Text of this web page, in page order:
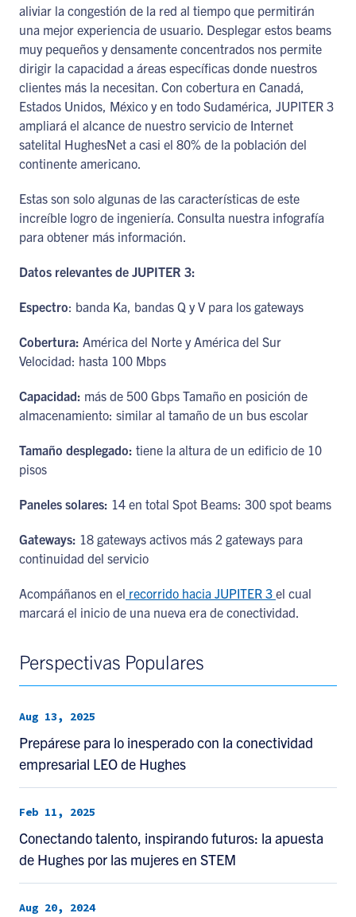
aliviar la congestión de la red al tiempo que permitirán
una mejor experiencia de usuario. Desplegar estos beams
muy pequeños y densamente concentrados nos permite
dirigir la capacidad a áreas específicas donde nuestros
clientes más la necesitan. Con cobertura en Canadá,
Estados Unidos, México y en todo Sudamérica, JUPITER 3
ampliará el alcance de nuestro servicio de Internet
satelital HughesNet a casi el 80% de la población del
continente americano.
Estas son solo algunas de las características de este
increíble logro de ingeniería. Consulta nuestra infografía
para obtener más información.
Datos relevantes de JUPITER 3:
Espectro: banda Ka, bandas Q y V para los gateways
Cobertura: América del Norte y América del Sur
Velocidad: hasta 100 Mbps
Capacidad: más de 500 Gbps Tamaño en posición de
almacenamiento: similar al tamaño de un bus escolar
Tamaño desplegado: tiene la altura de un edificio de 10
pisos
Paneles solares: 14 en total Spot Beams: 300 spot beams
Gateways: 18 gateways activos más 2 gateways para
continuidad del servicio
Acompáñanos en el recorrido hacia JUPITER 3 el cual
marcará el inicio de una nueva era de conectividad.
Perspectivas Populares
Aug 13, 2025
Prepárese para lo inesperado con la conectividad
empresarial LEO de Hughes
Feb 11, 2025
Conectando talento, inspirando futuros: la apuesta
de Hughes por las mujeres en STEM
Aug 20, 2024